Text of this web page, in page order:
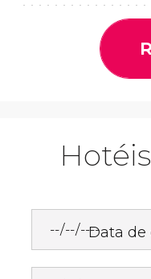
Data de